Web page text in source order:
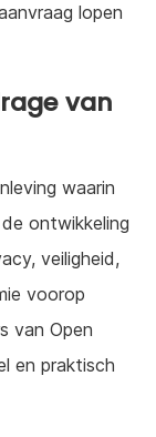
lopen
van
waarin
ontwikkeling
veiligheid,
voorop
van Open
en praktisch